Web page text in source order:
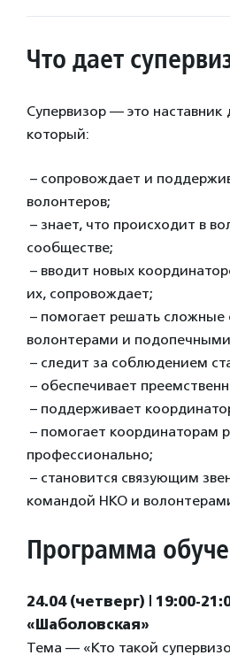
Что дает
Супервизор — это наставник
который:
– сопровождает и
волонтеров;
– знает, что происходит в
сообществе;
– вводит новых
их, сопровождает;
– помогает решать сложные
волонтерами и
– следит за соблюдением
– обеспечивает
– поддерживает
– помогает координаторам
профессионально;
– становится связующим
командой НКО и
Программа
24.04 (четверг) | 19:00-
«Шаболовская»
Тема — «Кто такой